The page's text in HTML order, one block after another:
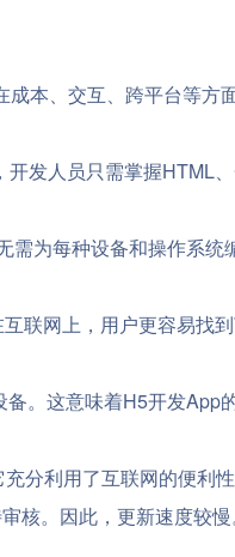
本、交互、跨平台等方
发人员只需掌握HTML
为每种设备和操作系统
联网上，用户更容易找
。这意味着H5开发App
分利用了互联网的便利性
核。因此，更新速度较慢